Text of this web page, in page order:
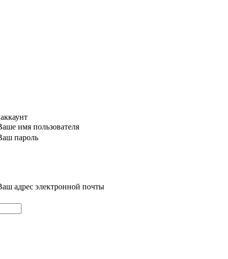
имя пользователя
пароль
адрес электронной почты